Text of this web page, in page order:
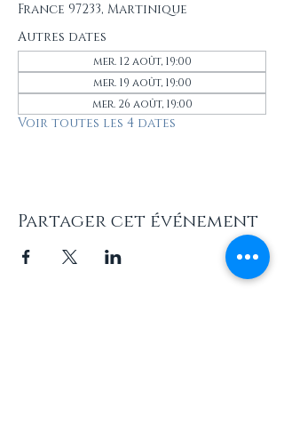
France 97233, Martinique
Autres dates
mer. 12 août, 19:00
mer. 19 août, 19:00
mer. 26 août, 19:00
Voir toutes les 4 dates
Partager cet événement